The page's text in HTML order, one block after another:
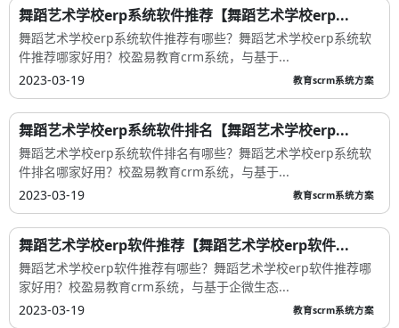
舞蹈艺术学校erp系统软件推荐【舞蹈艺术学校erp...
舞蹈艺术学校erp系统软件推荐有哪些？舞蹈艺术学校erp系统软
件推荐哪家好用？校盈易教育crm系统，与基于...
2023-03-19
教育scrm系统方案
舞蹈艺术学校erp系统软件排名【舞蹈艺术学校erp...
舞蹈艺术学校erp系统软件排名有哪些？舞蹈艺术学校erp系统软
件排名哪家好用？校盈易教育crm系统，与基于...
2023-03-19
教育scrm系统方案
舞蹈艺术学校erp软件推荐【舞蹈艺术学校erp软件...
舞蹈艺术学校erp软件推荐有哪些？舞蹈艺术学校erp软件推荐哪
家好用？校盈易教育crm系统，与基于企微生态...
2023-03-19
教育scrm系统方案